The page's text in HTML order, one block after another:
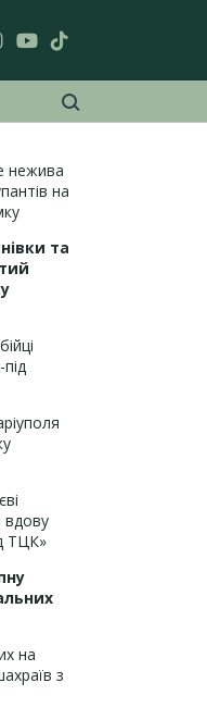
нежива
на
та
вдову
ТЦК»
на
з